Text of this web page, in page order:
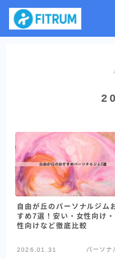
自由が丘のパーソナルジム
すめ7選！安い・女性向け・
性向けなど徹底比較
2026.01.31 パーソナ